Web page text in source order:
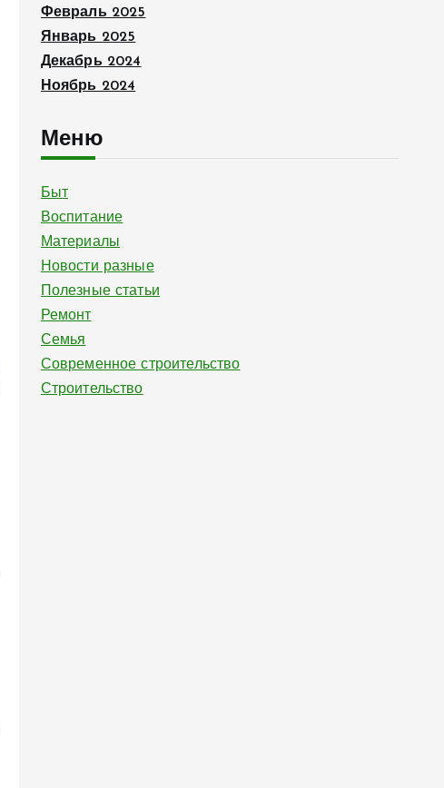
Февраль 2025
Январь 2025
Декабрь 2024
Ноябрь 2024
Меню
Быт
Воспитание
Материалы
Новости разные
Полезные статьи
Ремонт
Семья
Современное строительство
Строительство